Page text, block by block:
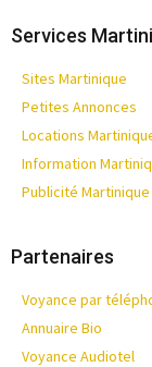
Services
Sites Martinique
Petites Annonces
Locations
Information
Publicité Martinique
Partenaires
Voyance par
Annuaire Bio
Voyance Audiotel